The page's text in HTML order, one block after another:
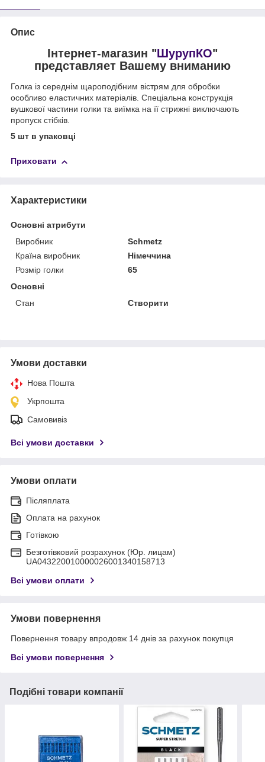
Опис
Інтернет-магазин "ШурупКО"
представляет Вашему вниманию
Голка із середнім щароподібним вістрям для обробки
особливо еластичних матеріалів. Спеціальна конструкція
вушкової частини голки та виїмка на її стрижні виключають
пропуск стібків.
5 шт в упаковці
Приховати
Характеристики
Основні атрибути
Виробник
Schmetz
Країна виробник
Німеччина
Розмір голки
65
Основні
Стан
Створити
Умови доставки
Нова Пошта
Укрпошта
Самовивіз
Всі умови доставки
Умови оплати
Післяплата
Оплата на рахунок
Готівкою
Безготівковий розрахунок (Юр. лицам)
UA043220010000026001340158713
Всі умови оплати
Умови повернення
Повернення товару впродовж 14 днів за рахунок покупця
Всі умови повернення
Подібні товари компанії